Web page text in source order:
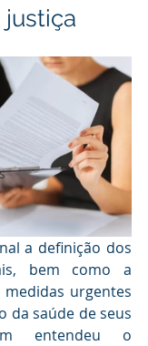
justiça
a definição dos
bem como a
urgentes
da saúde de seus
entendeu o